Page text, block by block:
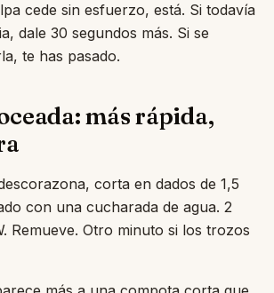
cede sin esfuerzo, está. Si todavía
dale 30 segundos más. Si se
te has pasado.
más rápida,
corta en dados de 1,5
con una cucharada de agua. 2
Remueve. Otro minuto si los trozos